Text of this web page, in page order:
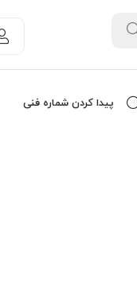
پیدا کردن شماره فنی